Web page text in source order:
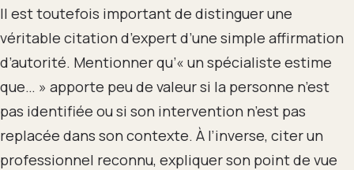
Il est toutefois important de distinguer une
véritable citation d’expert d’une simple affirmation
d’autorité. Mentionner qu’« un spécialiste estime
que… » apporte peu de valeur si la personne n’est
pas identifiée ou si son intervention n’est pas
replacée dans son contexte. À l’inverse, citer un
professionnel reconnu, expliquer son point de vue